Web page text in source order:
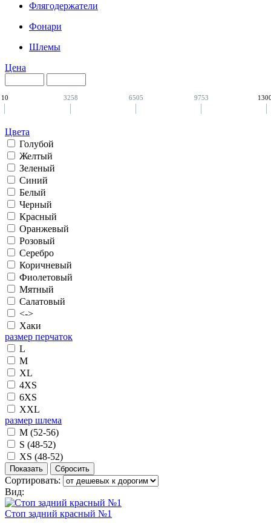
Флягодержатели
Фонари
Шлемы
Цена
10 3258 6505 9753
Цвета
Голубой
Желтый
Зеленый
Синий
Белый
Черный
Красный
Оранжевый
Розовый
Серебро
Коричневый
Фиолетовый
Мятный
Салатовый
<->
Хаки
размер перчаток
L
M
XL
4XS
6XS
XXL
размер шлема
M (52-56)
S (48-52)
XS (48-52)
Сортировать:
Вид:
Стоп задний красный №1